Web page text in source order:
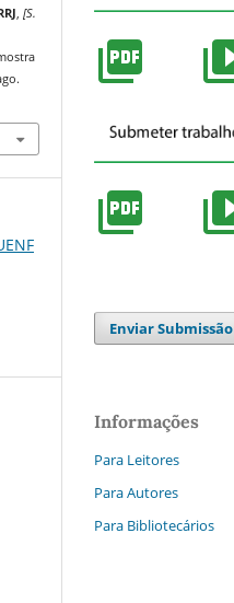
,[S.
Enviar Submissão
Informações
Para Leitores
Para Autores
Para Bibliotecários